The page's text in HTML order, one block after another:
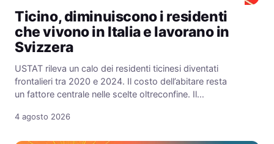
Ticino, diminuiscono i residenti
che vivono in Italia e lavorano in
Svizzera
USTAT rileva un calo dei residenti ticinesi diventati
frontalieri tra 2020 e 2024. Il costo dell’abitare resta
un fattore centrale nelle scelte oltreconfine. Il…
4 agosto 2026